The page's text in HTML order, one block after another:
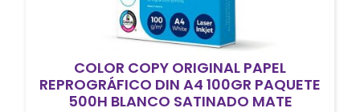
COLOR COPY ORIGINAL PAPEL
REPROGRÁFICO DIN A4 100GR PAQUETE
500H BLANCO SATINADO MATE